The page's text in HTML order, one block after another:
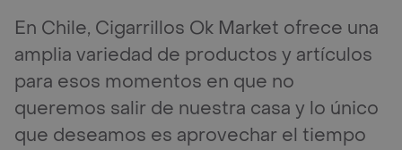
En Chile, Cigarrillos Ok Market ofrece una
amplia variedad de productos y artículos
para esos momentos en que no
queremos salir de nuestra casa y lo único
que deseamos es aprovechar el tiempo